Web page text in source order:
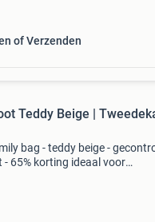
of Verzenden
Teddy Beige |
bag - teddy beige -
65% korting ideaal voor